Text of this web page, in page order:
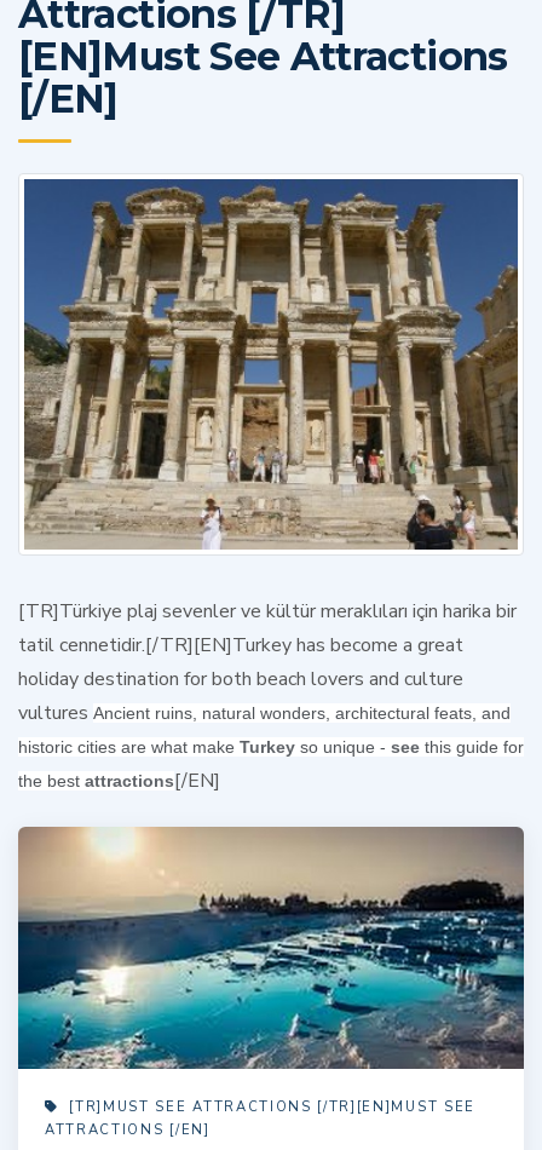
Attractions [/TR]
[EN]Must See Attractions
[/EN]
[TR]Türkiye plaj sevenler ve kültür meraklıları için harika bir
tatil cennetidir.[/TR][EN]Turkey has become a great
holiday destination for both beach lovers and culture
vultures Ancient ruins, natural wonders, architectural feats, and
historic cities are what make Turkey so unique - see this guide for
the best attractions[/EN]
[TR]MUST SEE ATTRACTIONS [/TR][EN]MUST SEE
ATTRACTIONS [/EN]